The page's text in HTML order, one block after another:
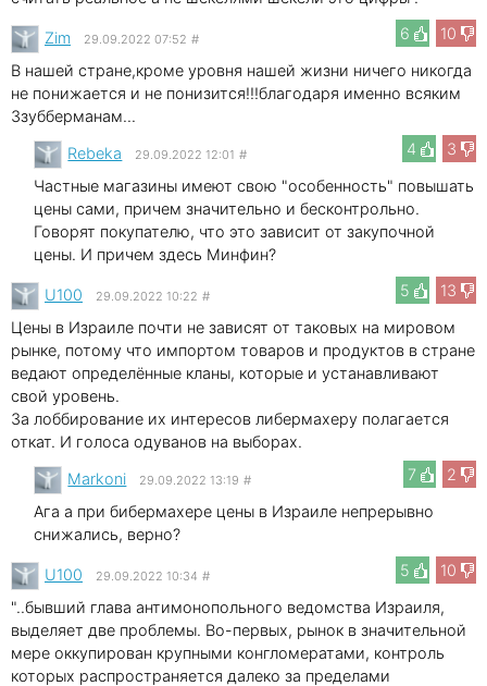
6
10
Zim 29.09.2022 07:52 #
В нашей стране,кроме уровня нашей жизни ничего никогда
не понижается и не понизится!!!благодаря именно всяким
Ззубберманам...
4
3
Rebeka 29.09.2022 12:01 #
Частные магазины имеют свою "особенность" повышать
цены сами, причем значительно и бесконтрольно.
Говорят покупателю, что это зависит от закупочной
цены. И причем здесь Минфин?
5
13
U100 29.09.2022 10:22 #
Цены в Израиле почти не зависят от таковых на мировом
рынке, потому что импортом товаров и продуктов в стране
ведают определённые кланы, которые и устанавливают
свой уровень.
За лоббирование их интересов либермахеру полагается
откат. И голоса одуванов на выборах.
7
2
Markoni 29.09.2022 13:19 #
Ага а при бибермахере цены в Израиле непрерывно
снижались, верно?
5
10
U100 29.09.2022 10:34 #
"..бывший глава антимонопольного ведомства Израиля,
выделяет две проблемы. Во-первых, рынок в значительной
мере оккупирован крупными конгломератами, контроль
которых распространяется далеко за пределами